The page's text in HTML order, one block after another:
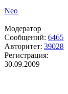
Neo
Модератор
Сообщений: 6465
Авторитет: 39028
Регистрация:
30.09.2009